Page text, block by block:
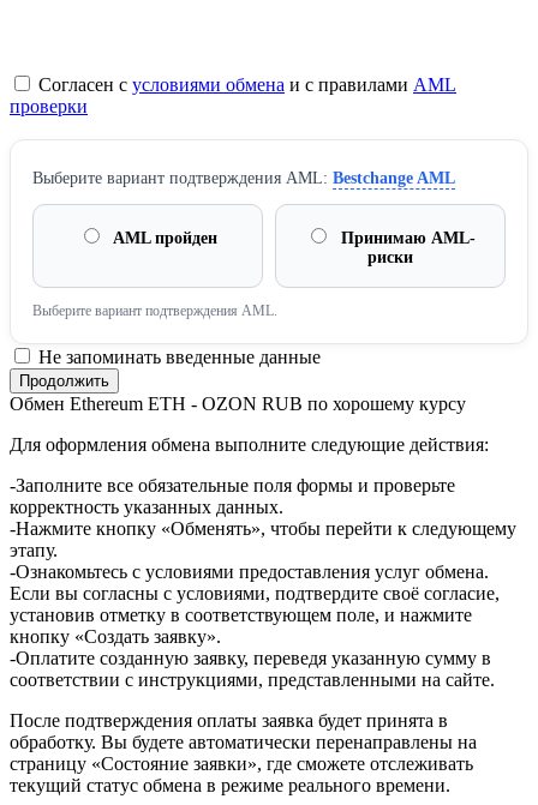
Согласен с условиями обмена и с правилами AML
проверки
Выберите вариант подтверждения AML: Bestchange AML
AML пройден
Принимаю AML-
риски
Выберите вариант подтверждения AML.
Не запоминать введенные данные
Обмен Ethereum ETH - OZON RUB по хорошему курсу
Для оформления обмена выполните следующие действия:
-Заполните все обязательные поля формы и проверьте
корректность указанных данных.
-Нажмите кнопку «Обменять», чтобы перейти к следующему
этапу.
-Ознакомьтесь с условиями предоставления услуг обмена.
Если вы согласны с условиями, подтвердите своё согласие,
установив отметку в соответствующем поле, и нажмите
кнопку «Создать заявку».
-Оплатите созданную заявку, переведя указанную сумму в
соответствии с инструкциями, представленными на сайте.
После подтверждения оплаты заявка будет принята в
обработку. Вы будете автоматически перенаправлены на
страницу «Состояние заявки», где сможете отслеживать
текущий статус обмена в режиме реального времени.